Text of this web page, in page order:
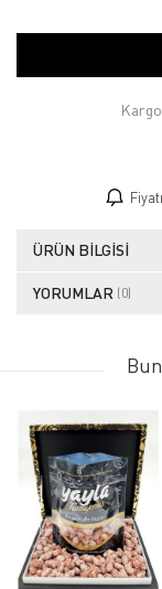
ÜRÜN BILGISI
YORUMLAR (0)